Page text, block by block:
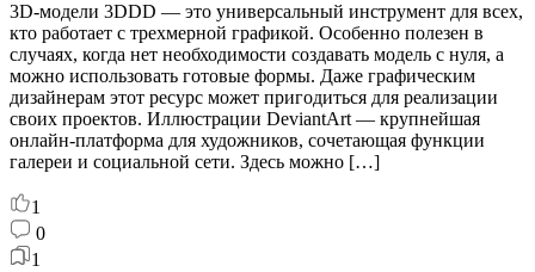
3D-модели 3DDD — это универсальный инструмент для всех,
кто работает с трехмерной графикой. Особенно полезен в
случаях, когда нет необходимости создавать модель с нуля, а
можно использовать готовые формы. Даже графическим
дизайнерам этот ресурс может пригодиться для реализации
своих проектов. Иллюстрации DeviantArt — крупнейшая
онлайн-платформа для художников, сочетающая функции
галереи и социальной сети. Здесь можно […]
1
0
1